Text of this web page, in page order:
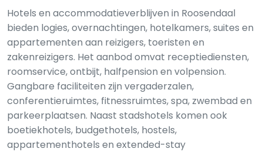
Hotels en accommodatieverblijven in Roosendaal
bieden logies, overnachtingen, hotelkamers, suites en
appartementen aan reizigers, toeristen en
zakenreizigers. Het aanbod omvat receptiediensten,
roomservice, ontbijt, halfpension en volpension.
Gangbare faciliteiten zijn vergaderzalen,
conferentieruimtes, fitnessruimtes, spa, zwembad en
parkeerplaatsen. Naast stadshotels komen ook
boetiekhotels, budgethotels, hostels,
appartementhotels en extended-stay